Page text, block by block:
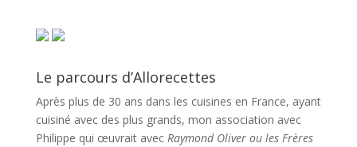
Le parcours d’Allorecettes
Après plus de 30 ans dans les cuisines en France, ayant
cuisiné avec des plus grands, mon association avec
Philippe qui œuvrait avec Raymond Oliver ou les Frères